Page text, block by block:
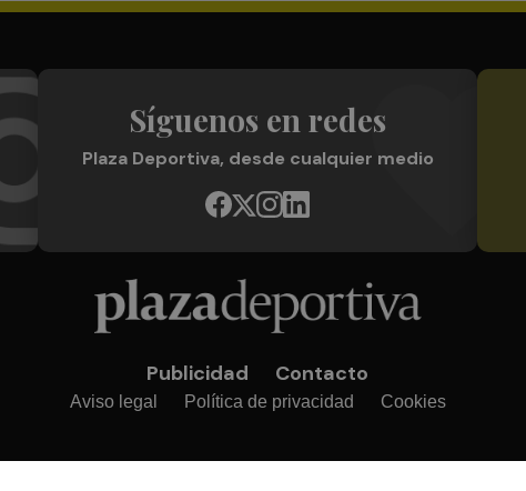
Síguenos en redes
Plaza Deportiva, desde cualquier medio
Publicidad Contacto
Aviso legal Política de privacidad Cookies